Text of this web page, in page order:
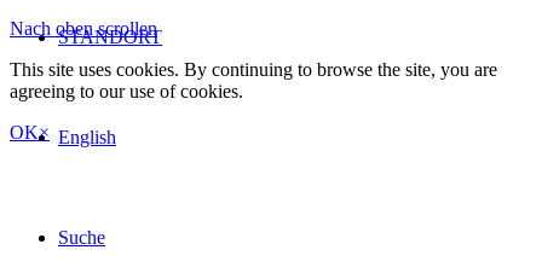
STANDORT
English
Suche
Nach oben scrollen
This site uses cookies. By continuing to browse the site, you are
agreeing to our use of cookies.
OK×